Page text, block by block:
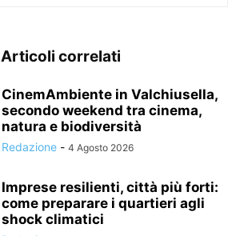
Articoli correlati
CinemAmbiente in Valchiusella,
secondo weekend tra cinema,
natura e biodiversità
Redazione - 4 Agosto 2026
Imprese resilienti, città più forti:
come preparare i quartieri agli
shock climatici